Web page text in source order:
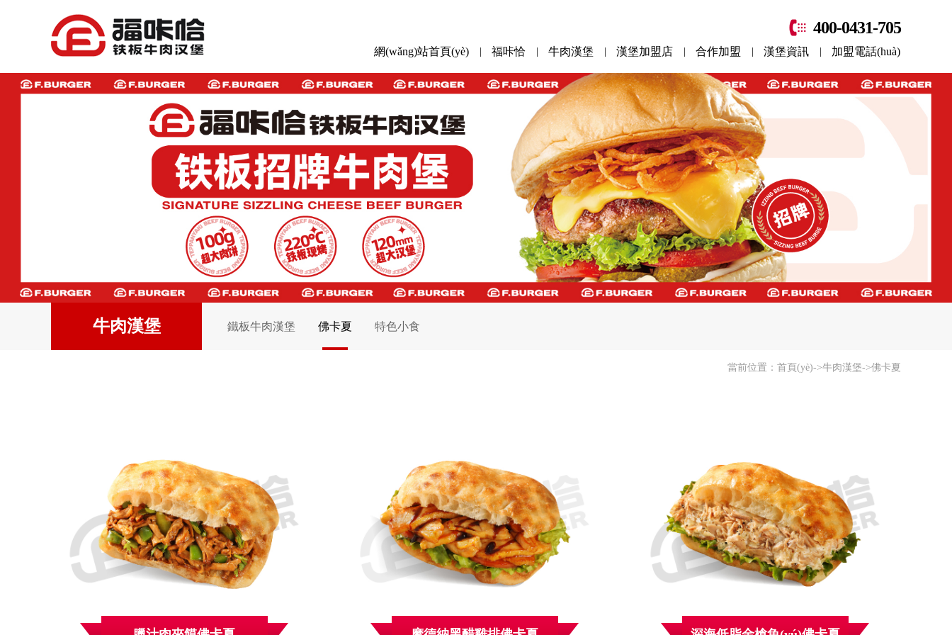
400-0431-705
網(wǎng)站首頁(yè) 福咔恰 牛肉漢堡 漢堡加盟店 合作加盟 漢堡資訊 加盟電話(huà)
牛肉漢堡 鐵板牛肉漢堡 佛卡夏 特色小食
當前位置： 首頁(yè)->牛肉漢堡->佛卡夏